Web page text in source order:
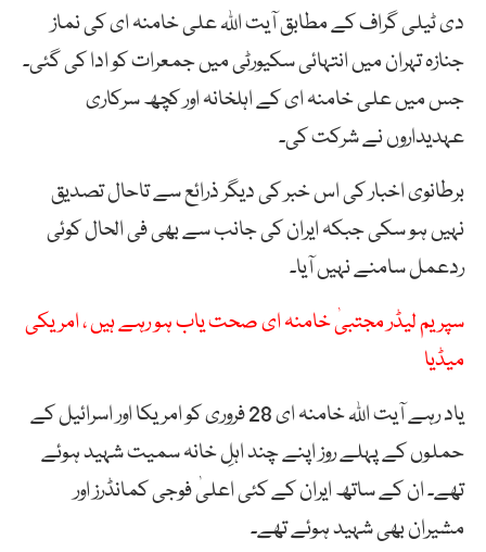
دی ٹیلی گراف کے مطابق آیت اللہ علی خامنہ ای کی نماز
جنازہ تہران میں انتہائی سکیورٹی میں جمعرات کو ادا کی گئی۔
جس میں علی خامنہ ای کے اہلخانہ اور کچھ سرکاری
عہدیداروں نے شرکت کی۔
برطانوی اخبار کی اس خبر کی دیگر ذرائع سے تاحال تصدیق
نہیں ہو سکی جبکہ ایران کی جانب سے بھی فی الحال کوئی
ردعمل سامنے نہیں آیا۔
سپریم لیڈر مجتبیٰ خامنہ ای صحت یاب ہو رہے ہیں ، امریکی
میڈیا
یاد رہے آیت اللہ خامنہ ای 28 فروری کو امریکا اور اسرائیل کے
حملوں کے پہلے روز اپنے چند اہلِ خانہ سمیت شہید ہوئے
تھے۔ ان کے ساتھ ایران کے کئی اعلیٰ فوجی کمانڈرز اور
مشیران بھی شہید ہوئے تھے۔